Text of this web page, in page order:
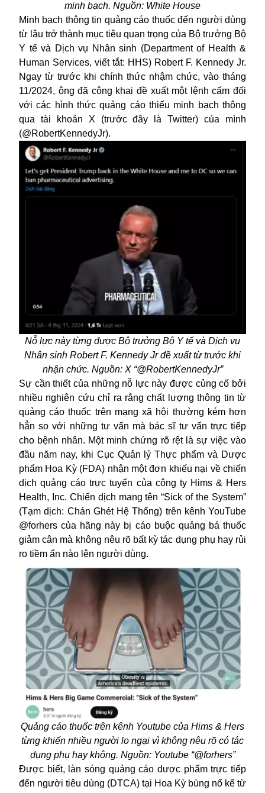
minh bạch. Nguồn: White House
Minh bạch thông tin quảng cáo thuốc đến người dùng
từ lâu trở thành mục tiêu quan trọng của Bộ trưởng Bộ
Y tế và Dịch vụ Nhân sinh (Department of Health &
Human Services, viết tắt: HHS) Robert F. Kennedy Jr.
Ngay từ trước khi chính thức nhậm chức, vào tháng
11/2024, ông đã công khai đề xuất một lệnh cấm đối
với các hình thức quảng cáo thiếu minh bạch thông
qua tài khoản X (trước đây là Twitter) của mình
(@RobertKennedyJr).
Nỗ lực này từng được Bộ trưởng Bộ Y tế và Dịch vụ
Nhân sinh Robert F. Kennedy Jr đề xuất từ trước khi
nhận chức. Nguồn: X “@RobertKennedyJr”
Sự cần thiết của những nỗ lực này được củng cố bởi
nhiều nghiên cứu chỉ ra rằng chất lượng thông tin từ
quảng cáo thuốc trên mạng xã hội thường kém hơn
hẳn so với những tư vấn mà bác sĩ tư vấn trực tiếp
cho bệnh nhân. Một minh chứng rõ rệt là sự việc vào
đầu năm nay, khi Cục Quản lý Thực phẩm và Dược
phẩm Hoa Kỳ (FDA) nhận một đơn khiếu nại về chiến
dịch quảng cáo trực tuyến của công ty Hims & Hers
Health, Inc. Chiến dịch mang tên “Sick of the System”
(Tạm dịch: Chán Ghét Hệ Thống) trên kênh YouTube
@forhers của hãng này bị cáo buộc quảng bá thuốc
giảm cân mà không nêu rõ bất kỳ tác dụng phụ hay rủi
ro tiềm ẩn nào lên người dùng.
Quảng cáo thuốc trên kênh Youtube của Hims & Hers
từng khiến nhiều người lo ngại vì không nêu rõ có tác
dụng phụ hay không. Nguồn: Youtube “@forhers”
Được biết, làn sóng quảng cáo dược phẩm trực tiếp
đến người tiêu dùng (DTCA) tại Hoa Kỳ bùng nổ kể từ